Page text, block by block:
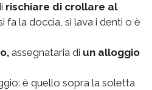
rischiare di crollare al
fa la doccia, si lava i denti o è
assegnataria di un alloggio
è quello sopra la soletta